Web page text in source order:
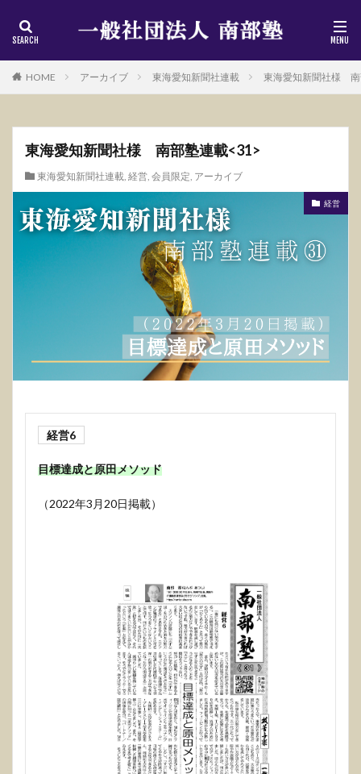
HOME アーカイブ 東海愛知新聞社連載 東海愛知新聞社様 南
東海愛知新聞社様 南部塾連載<31>
東海愛知新聞社連載, 経営, 会員限定, アーカイブ
経営
経営6
目標達成と原田メソッド
（2022年3月20日掲載）